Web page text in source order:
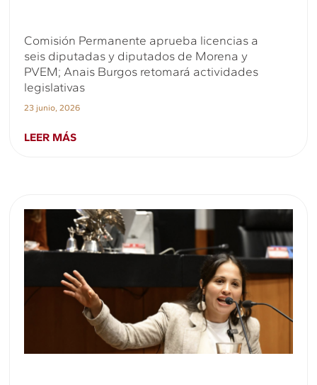
Comisión Permanente aprueba licencias a
seis diputadas y diputados de Morena y
PVEM; Anais Burgos retomará actividades
legislativas
23 junio, 2026
LEER MÁS